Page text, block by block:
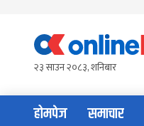
content२३ साउन २०८३, शनिबार
होमपेज समाचार